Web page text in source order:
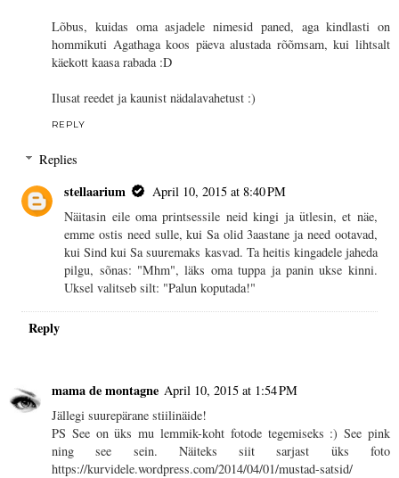
Lõbus, kuidas oma asjadele nimesid paned, aga kindlasti on
hommikuti Agathaga koos päeva alustada rõõmsam, kui lihtsalt
käekott kaasa rabada :D
Ilusat reedet ja kaunist nädalavahetust :)
REPLY
Replies
stellaarium
April 10, 2015 at 8:40 PM
Näitasin eile oma printsessile neid kingi ja ütlesin, et näe,
emme ostis need sulle, kui Sa olid 3aastane ja need ootavad,
kui Sind kui Sa suuremaks kasvad. Ta heitis kingadele jaheda
pilgu, sõnas: "Mhm", läks oma tuppa ja panin ukse kinni.
Uksel valitseb silt: "Palun koputada!"
Reply
mama de montagne April 10, 2015 at 1:54 PM
Jällegi suurepärane stiilinäide!
PS See on üks mu lemmik-koht fotode tegemiseks :) See pink
ning see sein. Näiteks siit sarjast üks foto
https://kurvidele.wordpress.com/2014/04/01/mustad-satsid/